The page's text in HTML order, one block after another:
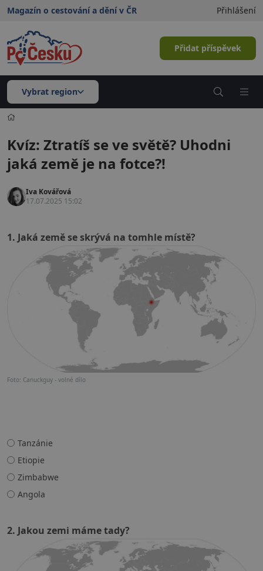
Magazín o cestování a dění v ČR Přihlášení
Přidat příspěvek
Vybrat region
Kvíz: Ztratíš se ve světě? Uhodni
jaká země je na fotce?!
Iva Kovářová
17.07.2025 15:02
1. Jaká země se skrývá na tomhle místě?
Foto: Canuckguy - volné dílo
Tanzánie
Etiopie
Zimbabwe
Angola
2. Jakou zemi máme tady?